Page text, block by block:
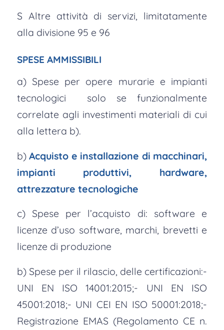
S Altre attività di servizi, limitatamente
alla divisione 95 e 96
SPESE AMMISSIBILI
a) Spese per opere murarie e impianti
tecnologici solo se funzionalmente
correlate agli investimenti materiali di cui
alla lettera b).
b)Acquisto e installazione di macchinari,
impianti produttivi, hardware,
attrezzature tecnologiche
c) Spese per l’acquisto di: software e
licenze d’uso software, marchi, brevetti e
licenze di produzione
b) Spese per il rilascio, delle certificazioni:-
UNI EN ISO 14001:2015;- UNI EN ISO
45001:2018;- UNI CEI EN ISO 50001:2018;-
Registrazione EMAS (Regolamento CE n.